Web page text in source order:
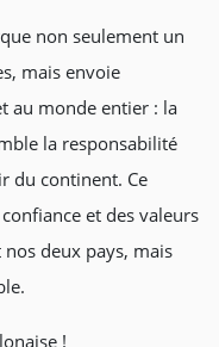
non seulement un
mais envoie
au monde entier : la
la responsabilité
du continent. Ce
et des valeurs
deux pays, mais
!